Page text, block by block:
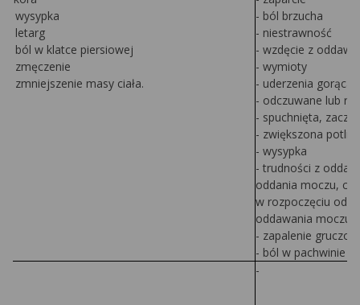
- wysypka
- letarg
- ból w klatce piersiowej
- zmęczenie
- zmniejszenie masy ciała.
- ból brzucha
- niestrawność
- wzdęcie z
- wymioty
- uderzenia gorąca
- odczuwane lub
- spuchnięta,
- zwiększona
- wysypka
- trudności z
oddania moczu,
w rozpoczęciu
oddawania moczu
- zapalenie
- ból w pachwinie u
-